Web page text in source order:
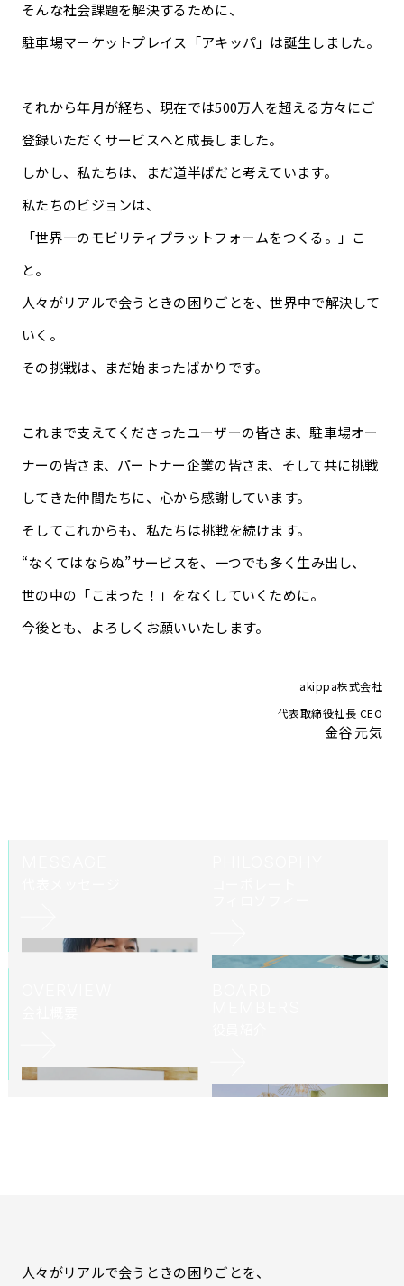
そんな社会課題を解決するために、
駐車場マーケットプレイス「アキッパ」は誕生しました。
それから年月が経ち、現在では500万人を超える方々にご
登録いただくサービスへと成長しました。
しかし、私たちは、まだ道半ばだと考えています。
私たちのビジョンは、
「世界一のモビリティプラットフォームをつくる。」こ
と。
人々がリアルで会うときの困りごとを、世界中で解決して
いく。
その挑戦は、まだ始まったばかりです。
これまで支えてくださったユーザーの皆さま、駐車場オー
ナーの皆さま、パートナー企業の皆さま、そして共に挑戦
してきた仲間たちに、心から感謝しています。
そしてこれからも、私たちは挑戦を続けます。
“なくてはならぬ”サービスを、一つでも多く生み出し、
世の中の「こまった！」をなくしていくために。
今後とも、よろしくお願いいたします。
akippa株式会社
代表取締役社長 CEO
金谷 元気
人々がリアルで会うときの困りごとを、